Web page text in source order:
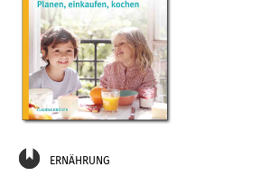
ERNÄHRUNG